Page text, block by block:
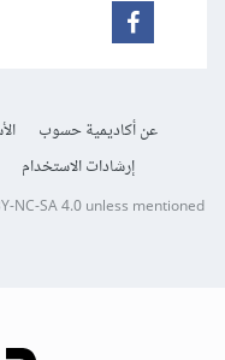
عن أكاديمية حسوب
إرشادات الاستخدام
NC-SA 4.0unless mentioned